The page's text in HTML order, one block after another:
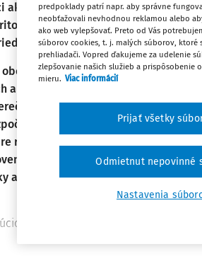
ekonómka obce, má ukončené
Momentálne je zaradená do 5.
- na obci pracuje od roku 2002).
zostavenie rozpočtu a realizácia
ročných finančných výkazov
účtu obce a výročnej správy,
a fondov EÚ, analytická a
orgánov obce, účasť na
zápisníc a ďalšie agendy.
a účtovníctva. Môžeme ju preradiť
právnych predpisov:
predpoklady patrí napr. aby správne
neobťažovali nevhodnou reklamou alebo
ako web vylepšovať. Preto od Vás
súborov cookies, t. j. malých súborov, ktoré
prehliadači. Vopred ďakujeme za udelenie
zlepšovanie našich služieb a prispôsobenie
mieru. Viac informácií
Nastavenia
Odmietnut nepovinné
Prijať všetky